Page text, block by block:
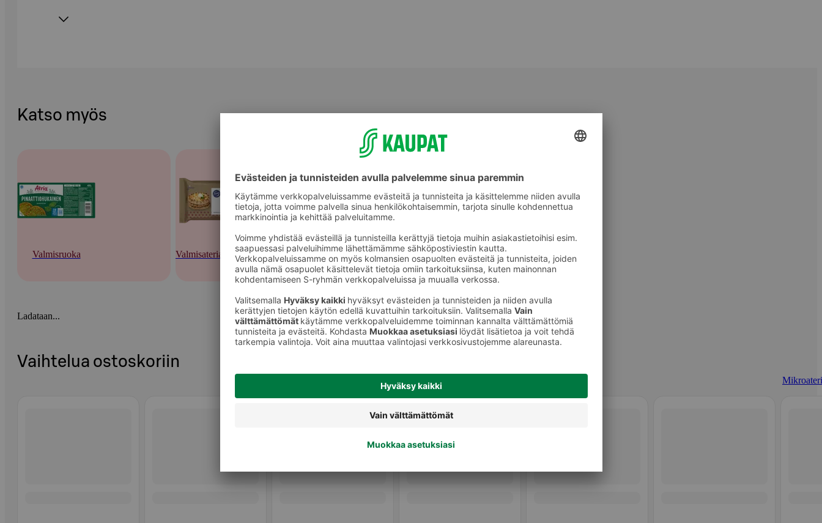
Katso myös
Valmisruoka Valmisateriat ja -keitot Mikroateriat
Ladataan...
Vaihtelua ostoskoriin